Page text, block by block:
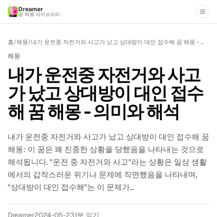
Dreamer
꿈 해몽 라이브러리
홈/해몽/ 내가 운전중 자전거와 사고가 났고 상대방이 대인 접수해 꿈 해몽 - 의미와 해석
해몽
내가 운전중 자전거와 사고
가 났고 상대방이 대인 접수
해 꿈 해몽 - 의미와 해석
내가 운전중 자전거와 사고가 났고 상대방이 대인 접수해 꿈
해몽: 이 꿈은 꽤 진중한 상황을 당했음을 나타내는 것으로
해석됩니다. "운전 중 자전거와 사고"라는 상황은 일상 생활
에서의 갑작스러운 위기나 문제에 직면했음을 나타내며,
"상대방이 대인 접수해"는 이 문제가...
Dreamer2024-05-231분 읽기